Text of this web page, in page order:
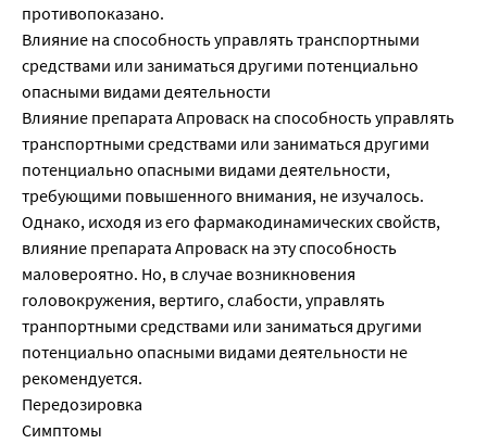
противопоказано.
Влияние на способность управлять транспортными
средствами или заниматься другими потенциально
опасными видами деятельности
Влияние препарата Апроваск на способность управлять
транспортными средствами или заниматься другими
потенциально опасными видами деятельности,
требующими повышенного внимания, не изучалось.
Однако, исходя из его фармакодинамических свойств,
влияние препарата Апроваск на эту способность
маловероятно. Но, в случае возникновения
головокружения, вертиго, слабости, управлять
транпортными средствами или заниматься другими
потенциально опасными видами деятельности не
рекомендуется.
Передозировка
Симптомы